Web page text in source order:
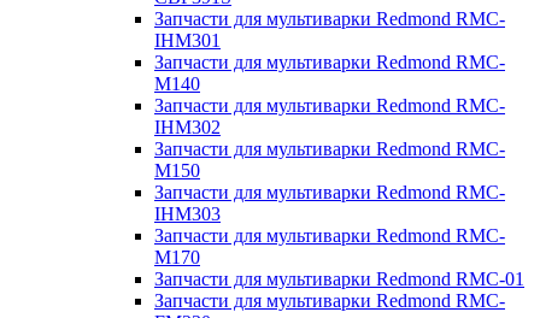
Запчасти для мультиварки Redmond RMC-
IHM301
Запчасти для мультиварки Redmond RMC-
M140
Запчасти для мультиварки Redmond RMC-
IHM302
Запчасти для мультиварки Redmond RMC-
M150
Запчасти для мультиварки Redmond RMC-
IHM303
Запчасти для мультиварки Redmond RMC-
M170
Запчасти для мультиварки Redmond RMC-01
Запчасти для мультиварки Redmond RMC-